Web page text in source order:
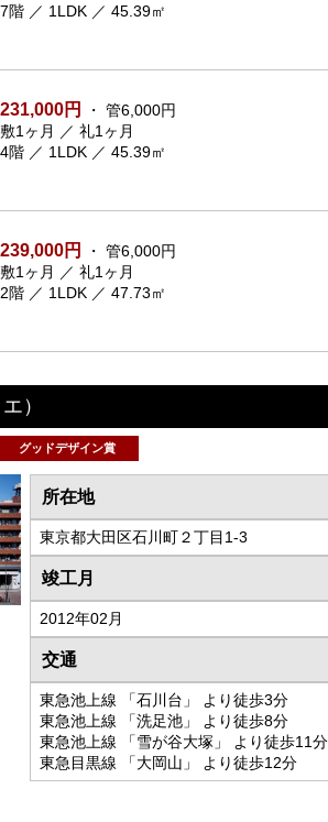
7階 ／ 1LDK ／ 45.39㎡
231,000円
・ 管6,000円
敷1ヶ月 ／ 礼1ヶ月
4階 ／ 1LDK ／ 45.39㎡
239,000円
・ 管6,000円
敷1ヶ月 ／ 礼1ヶ月
2階 ／ 1LDK ／ 47.73㎡
）
グッドデザイン賞
所在地
東京都大田区石川町２丁目1-3
竣工月
2012年02月
交通
東急池上線 「石川台」 より徒歩3分
東急池上線 「洗足池」 より徒歩8分
東急池上線 「雪が谷大塚」 より徒歩11分
東急目黒線 「大岡山」 より徒歩12分